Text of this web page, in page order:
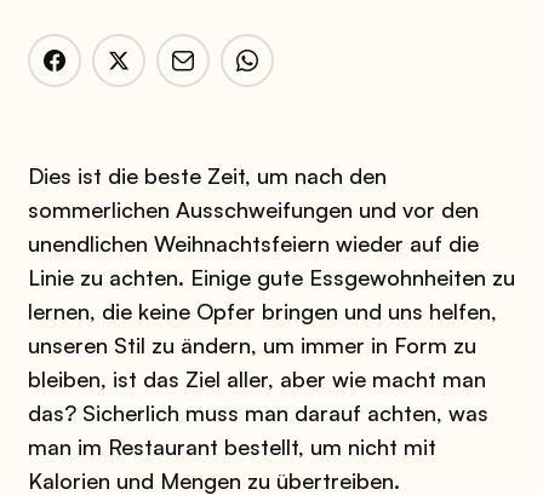
Dies ist die beste Zeit, um nach den
sommerlichen Ausschweifungen und vor den
unendlichen Weihnachtsfeiern wieder auf die
Linie zu achten. Einige gute Essgewohnheiten zu
lernen, die keine Opfer bringen und uns helfen,
unseren Stil zu ändern, um immer in Form zu
bleiben, ist das Ziel aller, aber wie macht man
das? Sicherlich muss man darauf achten, was
man im Restaurant bestellt, um nicht mit
Kalorien und Mengen zu übertreiben.